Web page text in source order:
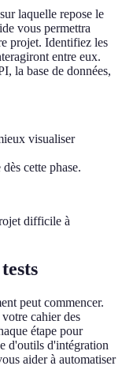
laquelle repose le
vous permettra
projet. Identifiez les
entre eux.
la base de données,
visualiser
cette phase.
difficile à
peut commencer.
cahier des
étape pour
d'outils d'intégration
aider à automatiser